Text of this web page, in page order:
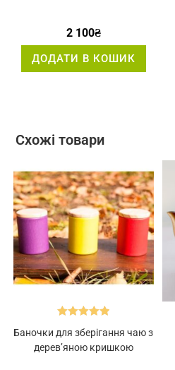
2 100₴
ДОДАТИ В КОШИК
Схожі товари
з 5
Баночки для зберігання чаю з
дерев’яною кришкою